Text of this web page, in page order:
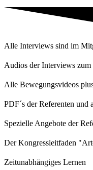
Alle Interviews sind im
Audios der Interviews
Alle Bewegungsvideos
PDF´s der Referenten und
Spezielle Angebote der
Der Kongressleitfaden
Zeitunabhängiges Lernen